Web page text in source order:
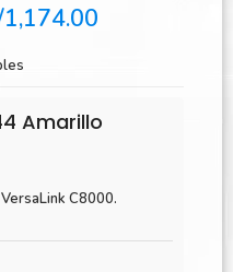
1,174.00
S/1,174.00.
Amarillo
VersaLink C8000.